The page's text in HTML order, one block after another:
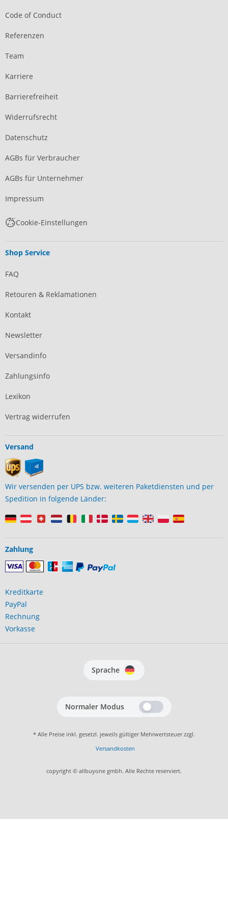
Code of Conduct
Referenzen
Team
Karriere
Barrierefreiheit
Widerrufsrecht
Datenschutz
AGBs für Verbraucher
AGBs für Unternehmer
Impressum
Cookie-Einstellungen
Shop Service
FAQ
Retouren & Reklamationen
Kontakt
Newsletter
Versandinfo
Zahlungsinfo
Lexikon
Vertrag widerrufen
Versand
Wir versenden per UPS bzw. weiteren Paketdiensten und per
Spedition in folgende Länder:
Zahlung
Kreditkarte
PayPal
Rechnung
Vorkasse
Sprache
Normaler Modus
* Alle Preise inkl. gesetzl. jeweils gültiger Mehrwertsteuer zzgl.
Versandkosten
copyright © allbuyone gmbh. Alle Rechte reserviert.